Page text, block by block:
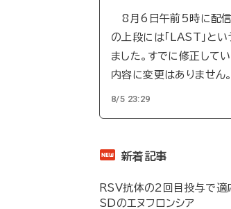
8月6日午前5時に配信
の上段には「LAST」とい
ました。すでに修正して
内容に変更はありません。
8/5 23:29
新着記事
RSV抗体の2回目投与で
SDのエヌフロンシア